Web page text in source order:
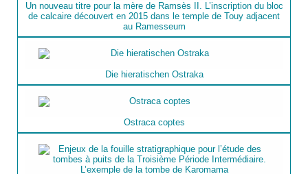
Un nouveau titre pour la mère de Ramsès II. L’inscription du bloc
de calcaire découvert en 2015 dans le temple de Touy adjacent
au Ramesseum
Die hieratischen Ostraka
Ostraca coptes